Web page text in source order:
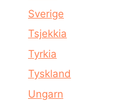
Sverige
Tsjekkia
Tyrkia
Tyskland
Ungarn